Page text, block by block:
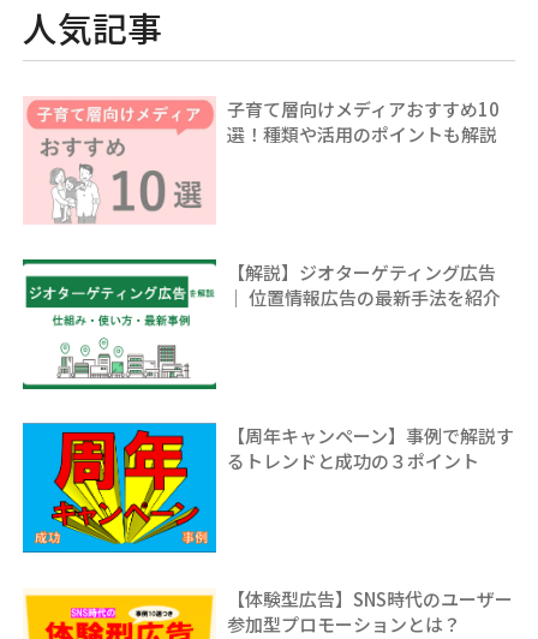
人気記事
子育て層向けメディアおすすめ10
選！種類や活用のポイントも解説
【解説】ジオターゲティング広告
｜ 位置情報広告の最新手法を紹介
【周年キャンペーン】事例で解説す
るトレンドと成功の３ポイント
【体験型広告】SNS時代のユーザー
参加型プロモーションとは？